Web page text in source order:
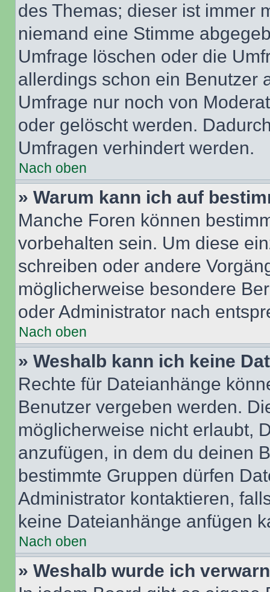
des Themas; dieser ist immer
niemand eine Stimme
Umfrage löschen oder die
allerdings schon ein Benutzer
Umfrage nur noch von
oder gelöscht werden.
Umfragen verhindert werden.
Nach oben
» Warum kann ich auf
Manche Foren können
vorbehalten sein. Um diese
schreiben oder andere
möglicherweise besondere
oder Administrator nach
Nach oben
» Weshalb kann ich keine
Rechte für Dateianhänge
Benutzer vergeben werden.
möglicherweise nicht erlaubt,
anzufügen, in dem du deinen
bestimmte Gruppen dürfen
Administrator kontaktieren,
keine Dateianhänge anfügen
Nach oben
» Weshalb wurde ich